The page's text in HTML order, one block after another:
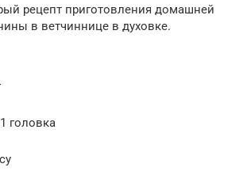
рецепт приготовления домашней
в ветчиннице в духовке.
головка